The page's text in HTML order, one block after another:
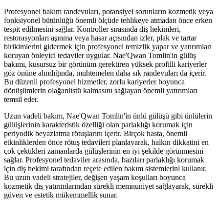
Profesyonel bakım randevuları, potansiyel sorunların kozmetik veya
fonksiyonel bütünlüğü önemli ölçüde tehlikeye atmadan önce erken
tespit edilmesini sağlar. Kontroller sırasında diş hekimleri,
restorasyonları aşınma veya hasar açısından izler, plak ve tartar
birikimlerini gidermek için profesyonel temizlik yapar ve yatırımları
koruyan önleyici tedaviler uygular. Nae'Qwan Tomlin'in gülüş
bakımı, kusursuz bir görünüm gerektiren yüksek profilli kariyerler
göz önüne alındığında, muhtemelen daha sık randevuları da içerir.
Bu düzenli profesyonel hizmetler, zorlu kariyerler boyunca
dönüşümlerin olağanüstü kalmasını sağlayan önemli yatırımları
temsil eder.
Uzun vadeli bakım, Nae'Qwan Tomlin'in ünlü gülüşü gibi ünlülerin
gülüşlerinin karakteristik özelliği olan parlaklığı korumak için
periyodik beyazlatma rötuşlarını içerir. Birçok hasta, önemli
etkinliklerden önce rötuş tedavileri planlayarak, halkın dikkatini en
çok çektikleri zamanlarda gülüşlerinin en iyi şekilde görünmesini
sağlar. Profesyonel tedaviler arasında, bazıları parlaklığı korumak
için diş hekimi tarafından reçete edilen bakım sistemlerini kullanır.
Bu uzun vadeli stratejiler, değişen yaşam koşulları boyunca
kozmetik diş yatırımlarından sürekli memnuniyet sağlayarak, sürekli
güven ve estetik mükemmellik sunar.